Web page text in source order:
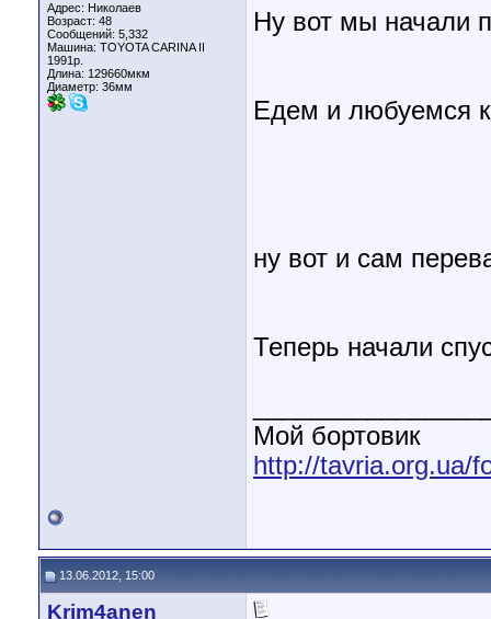
Адрес: Николаев
Возраст: 48
Сообщений: 5,332
Машина: TOYOTA CARINA II
1991р.
Длина: 129660мкм
Диаметр: 36мм
Ну вот мы начали
Едем и любуемся
ну вот и сам
Теперь начали
Мой бортовик
http://tavria.org.ua/
13.06.2012, 15:00
Krim4anen